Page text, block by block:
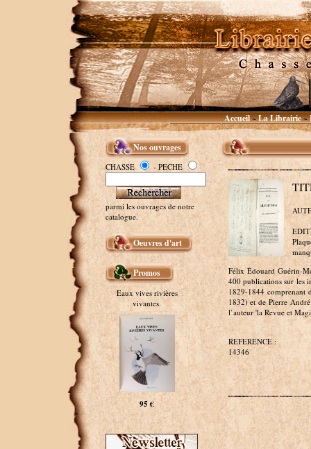
Accueil~La Librairie~
Nos ouvrages
CHASSE - PECHE
parmi les ouvrages de notre
catalogue.
Oeuvres d'art
Promos
Eaux vives rivières
vivantes.
95 €
Félix Édouard Guérin-
400 publications sur les
1829-1844 comprenant
1832) et de Pierre
l’auteur 'la Revue et
REFERENCE :
14346